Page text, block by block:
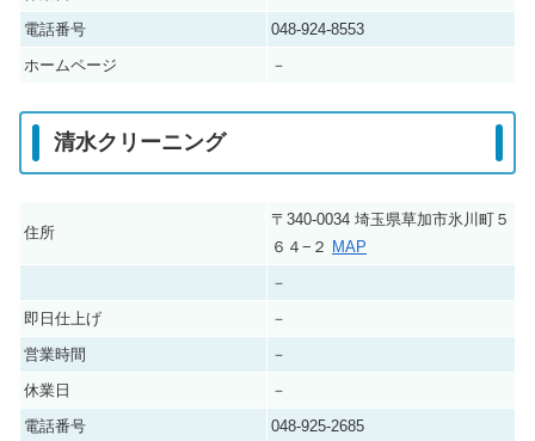
電話番号
048-924-8553
ホームページ
－
清水クリーニング
住所
〒340-0034 埼玉県草加市氷川町５
６４−２ MAP
－
即日仕上げ
－
営業時間
－
休業日
－
電話番号
048-925-2685